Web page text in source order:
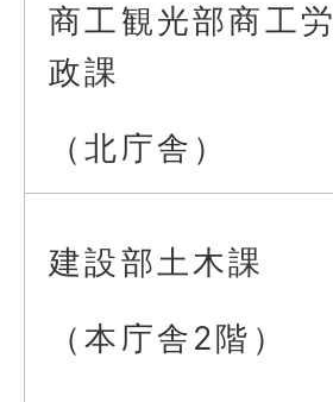
商工観光部商工労
政課
（北庁舎）
建設部土木課
（本庁舎2階）